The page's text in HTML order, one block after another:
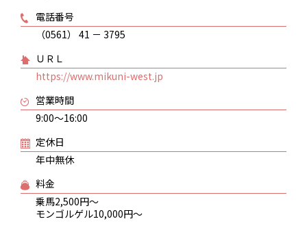
電話番号
（0561） 41 － 3795
ＵＲＬ
https://www.mikuni-west.jp
営業時間
9:00～16:00
定休日
年中無休
料金
乗馬2,500円～
モンゴルゲル10,000円～